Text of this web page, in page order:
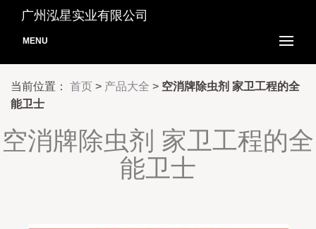
广州泓星实业有限公司
MENU
当前位置： 首页 > 产品大全 > 空消牌除虫剂 家卫工程的全
能卫士
空消牌除虫剂 家卫工程的全
能卫士